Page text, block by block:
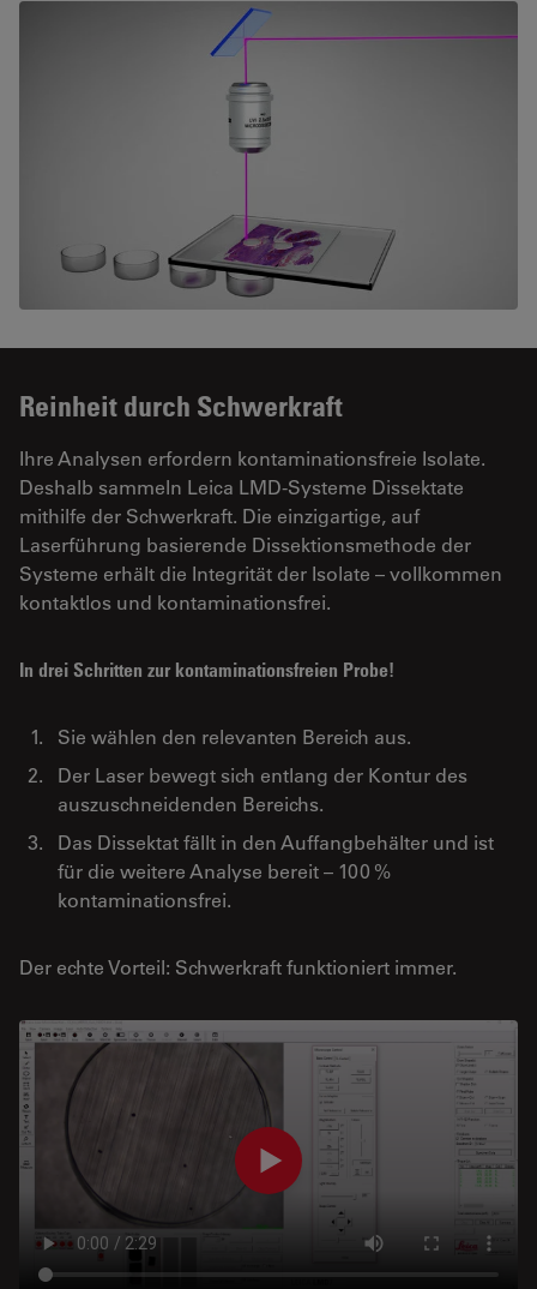
Reinheit durch Schwerkraft
Ihre Analysen erfordern kontaminationsfreie Isolate.
Deshalb sammeln Leica LMD-Systeme Dissektate
mithilfe der Schwerkraft. Die einzigartige, auf
Laserführung basierende Dissektionsmethode der
Systeme erhält die Integrität der Isolate – vollkommen
kontaktlos und kontaminationsfrei.
In drei Schritten zur kontaminationsfreien Probe!
Sie wählen den relevanten Bereich aus.
Der Laser bewegt sich entlang der Kontur des
auszuschneidenden Bereichs.
Das Dissektat fällt in den Auffangbehälter und ist
für die weitere Analyse bereit – 100 %
kontaminationsfrei.
Der echte Vorteil: Schwerkraft funktioniert immer.